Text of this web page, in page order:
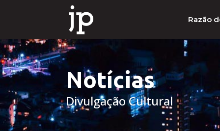
Razão
Notícias
Divulgação Cultural